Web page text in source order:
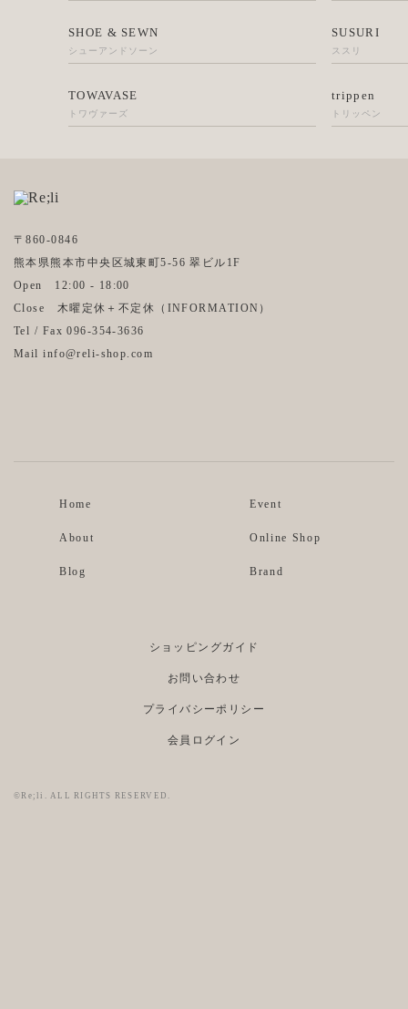
SHOE & SEWN
シューアンドソーン
SUSURI
ススリ
TOWAVASE
トワヴァーズ
trippen
トリッペン
〒860-0846
熊本県熊本市中央区城東町5-56 翠ビル1F
Open 12:00 - 18:00
Close 木曜定休＋不定休（ INFORMATION ）
Tel / Fax 096-354-3636
Mail info@reli-shop.com
Home
About
Blog
Event
Online Shop
Brand
ショッピングガイド
お問い合わせ
プライバシーポリシー
会員ログイン
©Re;li. ALL RIGHTS RESERVED.